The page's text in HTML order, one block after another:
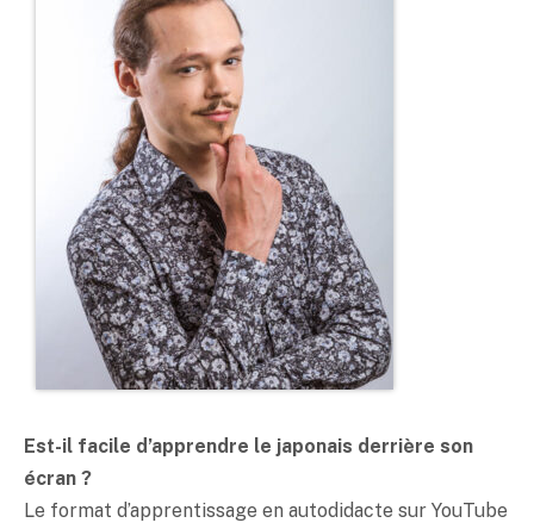
Est-il facile d’apprendre le japonais derrière son
écran ?
Le format d’apprentissage en autodidacte sur YouTube